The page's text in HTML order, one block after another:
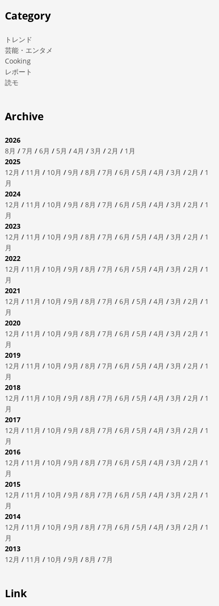
Category
トレンド
芸能・エンタメ
Cooking
レポート
読モ
Archive
2026
8月 / 7月 / 6月 / 5月 / 4月 / 3月 / 2月 / 1月
2025
12月 / 11月 / 10月 / 9月 / 8月 / 7月 / 6月 / 5月 / 4月 / 3月 / 2月 / 1
月
2024
12月 / 11月 / 10月 / 9月 / 8月 / 7月 / 6月 / 5月 / 4月 / 3月 / 2月 / 1
月
2023
12月 / 11月 / 10月 / 9月 / 8月 / 7月 / 6月 / 5月 / 4月 / 3月 / 2月 / 1
月
2022
12月 / 11月 / 10月 / 9月 / 8月 / 7月 / 6月 / 5月 / 4月 / 3月 / 2月 / 1
月
2021
12月 / 11月 / 10月 / 9月 / 8月 / 7月 / 6月 / 5月 / 4月 / 3月 / 2月 / 1
月
2020
12月 / 11月 / 10月 / 9月 / 8月 / 7月 / 6月 / 5月 / 4月 / 3月 / 2月 / 1
月
2019
12月 / 11月 / 10月 / 9月 / 8月 / 7月 / 6月 / 5月 / 4月 / 3月 / 2月 / 1
月
2018
12月 / 11月 / 10月 / 9月 / 8月 / 7月 / 6月 / 5月 / 4月 / 3月 / 2月 / 1
月
2017
12月 / 11月 / 10月 / 9月 / 8月 / 7月 / 6月 / 5月 / 4月 / 3月 / 2月 / 1
月
2016
12月 / 11月 / 10月 / 9月 / 8月 / 7月 / 6月 / 5月 / 4月 / 3月 / 2月 / 1
月
2015
12月 / 11月 / 10月 / 9月 / 8月 / 7月 / 6月 / 5月 / 4月 / 3月 / 2月 / 1
月
2014
12月 / 11月 / 10月 / 9月 / 8月 / 7月 / 6月 / 5月 / 4月 / 3月 / 2月 / 1
月
2013
12月 / 11月 / 10月 / 9月 / 8月 / 7月
Link